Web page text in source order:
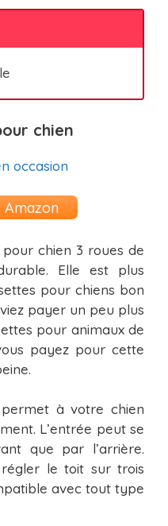
chien
chien 3 roues de
Elle est plus
pour chiens bon
payer un peu plus
pour animaux de
payez pour cette
à votre chien
L’entrée peut se
que par l’arrière.
le toit sur trois
avec tout type